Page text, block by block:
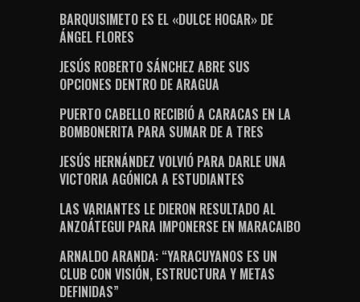
BARQUISIMETO ES EL «DULCE HOGAR» DE
ÁNGEL FLORES
JESÚS ROBERTO SÁNCHEZ ABRE SUS
OPCIONES DENTRO DE ARAGUA
PUERTO CABELLO RECIBIÓ A CARACAS EN LA
BOMBONERITA PARA SUMAR DE A TRES
JESÚS HERNÁNDEZ VOLVIÓ PARA DARLE UNA
VICTORIA AGÓNICA A ESTUDIANTES
LAS VARIANTES LE DIERON RESULTADO AL
ANZOÁTEGUI PARA IMPONERSE EN MARACAIBO
ARNALDO ARANDA: “YARACUYANOS ES UN
CLUB CON VISIÓN, ESTRUCTURA Y METAS
DEFINIDAS”